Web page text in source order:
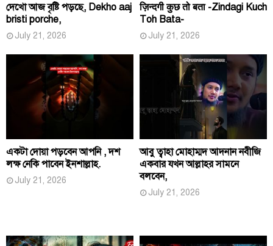
দেখো আজ বৃষ্টি পড়ছে, Dekho aaj
bristi porche,
July 21, 2026
ज़िन्दगी कुछ तो बता -Zindagi Kuch
Toh Bata-
July 21, 2026
একটা দোয়া পড়বেন আপনি , দশ
লক্ষ নেকি পাবেন ইনশাল্লাহ.
July 21, 2026
আবু ত্বাহা মোহাম্মদ আদনান নবীজি
একবার যখন আল্লাহর সামনে
বলবেন,
July 21, 2026